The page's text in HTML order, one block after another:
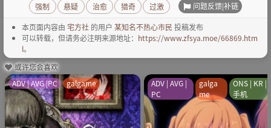
强制 悬疑 治愈 猎奇 过激 问题反馈|补链
本页面内容由 宅方社 的用户 某知名不热心市民 投稿发布
可以转载，但请务必注明来源地址： https://www.zfsya.moe/66869.htm
l。
或许您会喜欢
ADV | AVG |PC galgame
ADV | AVG |
PC
galga
me
ONS | KR |
手机